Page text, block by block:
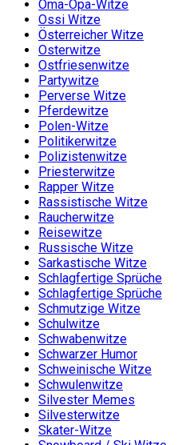
Oma-Opa-Witze
Ossi Witze
Österreicher Witze
Osterwitze
Ostfriesenwitze
Partywitze
Perverse Witze
Pferdewitze
Polen-Witze
Politikerwitze
Polizistenwitze
Priesterwitze
Rapper Witze
Rassistische Witze
Raucherwitze
Reisewitze
Russische Witze
Sarkastische Witze
Schlagfertige Sprüche
Schlagfertige Sprüche
Schmutzige Witze
Schulwitze
Schwabenwitze
Schwarzer Humor
Schweinische Witze
Schwulenwitze
Silvester Memes
Silvesterwitze
Skater-Witze